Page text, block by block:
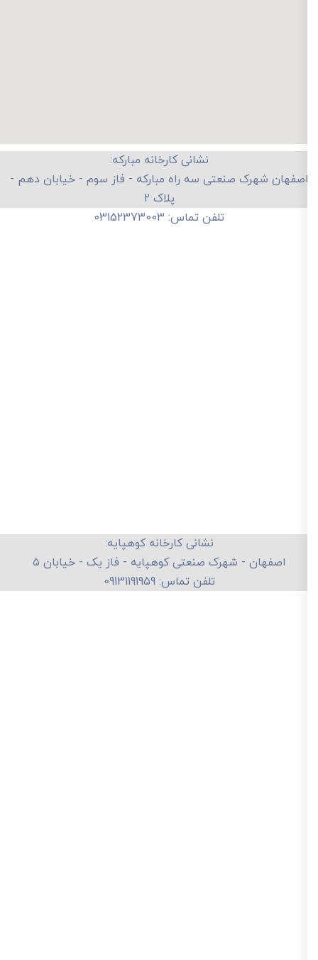
نشانی کارخانه مبارکه:
شهرک صنعتی سه راه مبارکه - فاز سوم - خیابان دهم -
پلاک ۲
تلفن تماس: 03152373003
نشانی کارخانه کوهپایه:
اصفهان - شهرک صنعتی کوهپایه - فاز یک - خیابان ۵
تلفن تماس: 09131191959